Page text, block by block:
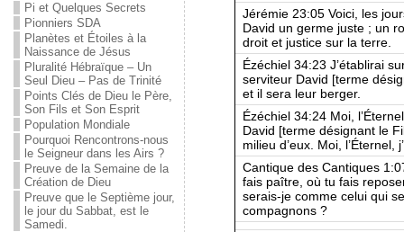
Pi et Quelques Secrets
Pionniers SDA
Planètes et Étoiles à la
Naissance de Jésus
Pluralité Hébraïque – Un
Seul Dieu – Pas de Trinité
Points Clés de Dieu le Père,
Son Fils et Son Esprit
Population Mondiale
Pourquoi Rencontrons-nous
le Seigneur dans les Airs ?
Preuve de la Semaine de la
Création de Dieu
Preuve que le Septième jour,
le jour du Sabbat, est le
Samedi.
Jérémie 23:05 Voici, les
David un germe juste ; un
droit et justice sur la terre.
Ézéchiel 34:23 J’établirai
serviteur David [terme
et il sera leur berger.
Ézéchiel 34:24 Moi,
David [terme désignant le
milieu d’eux. Moi, l’Éternel,
Cantique des Cantiques
fais paître, où tu fais
serais-je comme celui qui
compagnons ?